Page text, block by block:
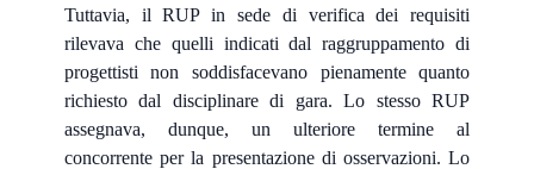
Tuttavia, il RUP in sede di verifica dei requisiti
rilevava che quelli indicati dal raggruppamento di
progettisti non soddisfacevano pienamente quanto
richiesto dal disciplinare di gara. Lo stesso RUP
assegnava, dunque, un ulteriore termine al
concorrente per la presentazione di osservazioni. Lo